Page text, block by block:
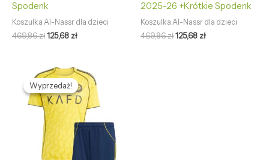
Spodenk
Koszulka Al-Nassr dla dzieci
469,86zł125,68 zł
2025-26 +Krótkie Spodenk
Koszulka Al-Nassr dla dzieci
469,86zł125,68 zł
Wyprzedaż!
Wyprzedaż!
Pierwotna
cena
wynosiła:
469,86 zł.
Aktualna
cena
wynosi:
125,68 zł.